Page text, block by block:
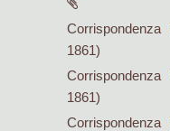
Corrispondenza
1861)
Corrispondenza
1861)
Corrispondenza